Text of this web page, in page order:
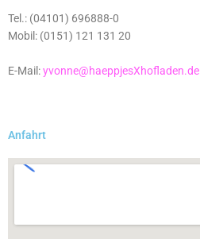
Tel.: (04101) 696888-0
Mobil: (0151) 121 131 20
E-Mail:yvonne@haeppjesXhofladen.de
Anfahrt